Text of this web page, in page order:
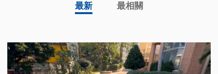
最新 最相關